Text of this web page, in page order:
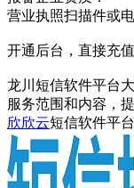
营业执照扫描件或电
开通后台，直接充
龙川短信软件平台
服务范围和内容，
欣欣云短信软件平台